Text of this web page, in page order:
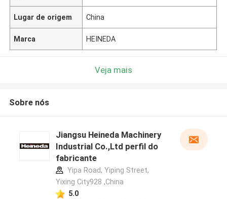
Lugar de origem China
Marca HEINEDA
Veja mais
Sobre nós
Jiangsu Heineda Machinery
Industrial Co.,Ltd perfil do
fabricante
Yipa Road, Yiping Street,
Yixing City928 ,China
5.0